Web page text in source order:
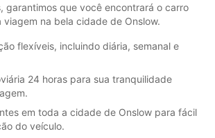
garantimos que você encontrará o carro
na bela cidade de Onslow.
flexíveis, incluindo diária, semanal e
24 horas para sua tranquilidade
em toda a cidade de Onslow para fácil
do veículo.